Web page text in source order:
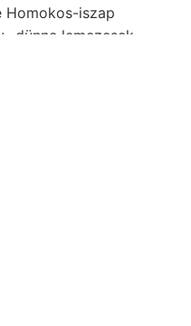
Homokos-iszap
dünne lemezesek,